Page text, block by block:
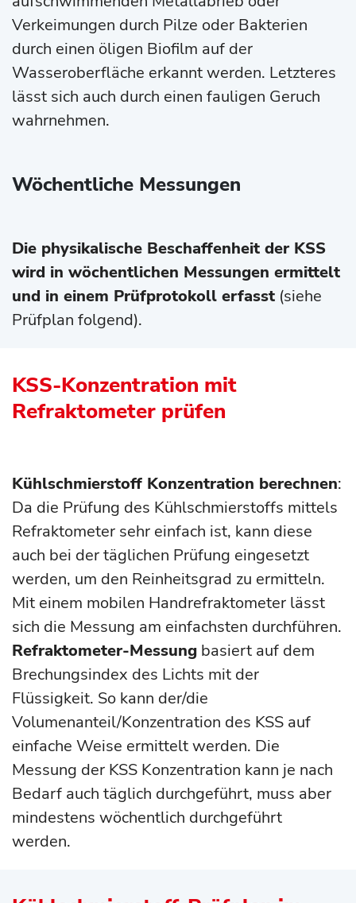
Verkeimungen durch Pilze oder Bakterien
durch einen öligen Biofilm auf der
Wasseroberfläche erkannt werden. Letzteres
lässt sich auch durch einen fauligen Geruch
wahrnehmen.
Wöchentliche Messungen
Die physikalische Beschaffenheit der KSS
wird in wöchentlichen Messungen ermittelt
und in einem Prüfprotokoll erfasst (siehe
Prüfplan folgend).
KSS-Konzentration mit
Refraktometer prüfen
Kühlschmierstoff Konzentration berechnen:
Da die Prüfung des Kühlschmierstoffs mittels
Refraktometer sehr einfach ist, kann diese
auch bei der täglichen Prüfung eingesetzt
werden, um den Reinheitsgrad zu ermitteln.
Mit einem mobilen Handrefraktometer lässt
sich die Messung am einfachsten durchführen.
Refraktometer-Messung basiert auf dem
Brechungsindex des Lichts mit der
Flüssigkeit. So kann der/die
Volumenanteil/Konzentration des KSS auf
einfache Weise ermittelt werden. Die
Messung der KSS Konzentration kann je nach
Bedarf auch täglich durchgeführt, muss aber
mindestens wöchentlich durchgeführt
werden.